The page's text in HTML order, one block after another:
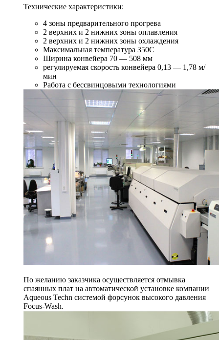
Технические характеристики:
4 зоны предварительного прогрева
2 верхних и 2 нижних зоны оплавления
2 верхних и 2 нижних зоны охлаждения
Максимальная температура 350С
Ширина конвейера 70 — 508 мм
регулируемая скорость конвейера 0,13 — 1,78 м/
мин
Работа с бессвинцовыми технологиями
По желанию заказчика осуществляется отмывка
спаянных плат на автоматической установке компании
Aqueous Techn системой форсунок высокого давления
Focus-Wash.